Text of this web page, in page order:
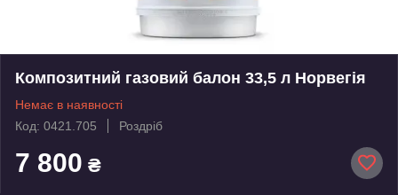
Композитний газовий балон 33,5 л Норвегія
Немає в наявності
Код: 0421.705
Роздріб
7 800 ₴